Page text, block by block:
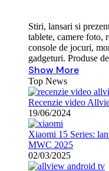
Stiri, lansari si
tablete, camere foto,
console de jocuri,
gadgeturi. Produse
Show More
Top News
Recenzie video
19/06/2024
Xiaomi 15 Series:
MWC 2025
02/03/2025